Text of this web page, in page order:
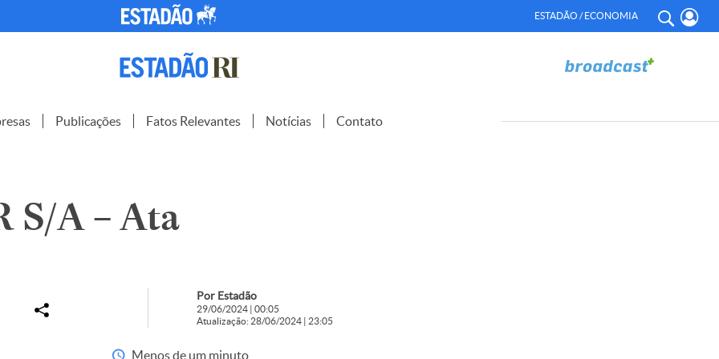
ESTADÃO / ECONOMIA
Publicações Fatos Relevantes Notícias Contato
S/A – Ata
Por Estadão
29/06/2024 | 00:05
Atualização: 28/06/2024 | 23:05
Menos de um minuto